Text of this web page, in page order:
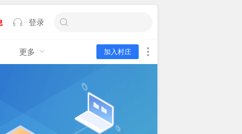
登录
更多 加入村庄